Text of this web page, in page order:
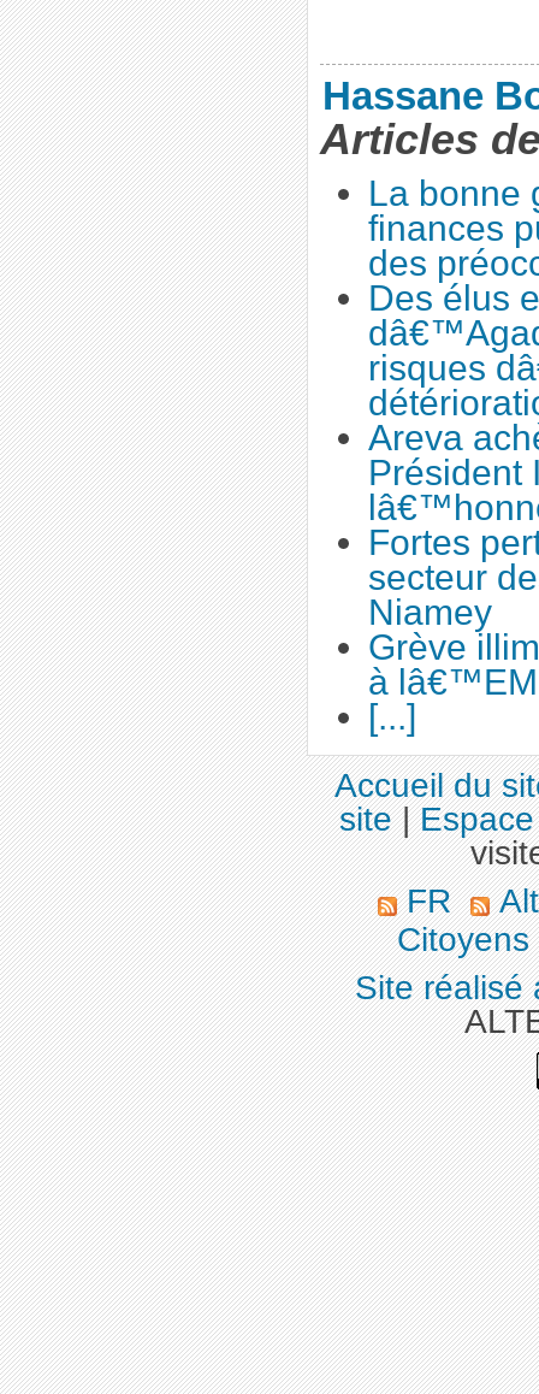
Hassane
Articles
La bonne
finances
des
Des élus
risques
Areva
Président
Fortes
secteur
Niamey
Grève
à
[...]
Accueil du
site|
FR
Citoyens
Site réalisé